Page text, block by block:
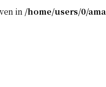
in /home/users/0/